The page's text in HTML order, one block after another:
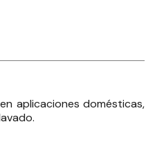
aplicaciones domésticas,